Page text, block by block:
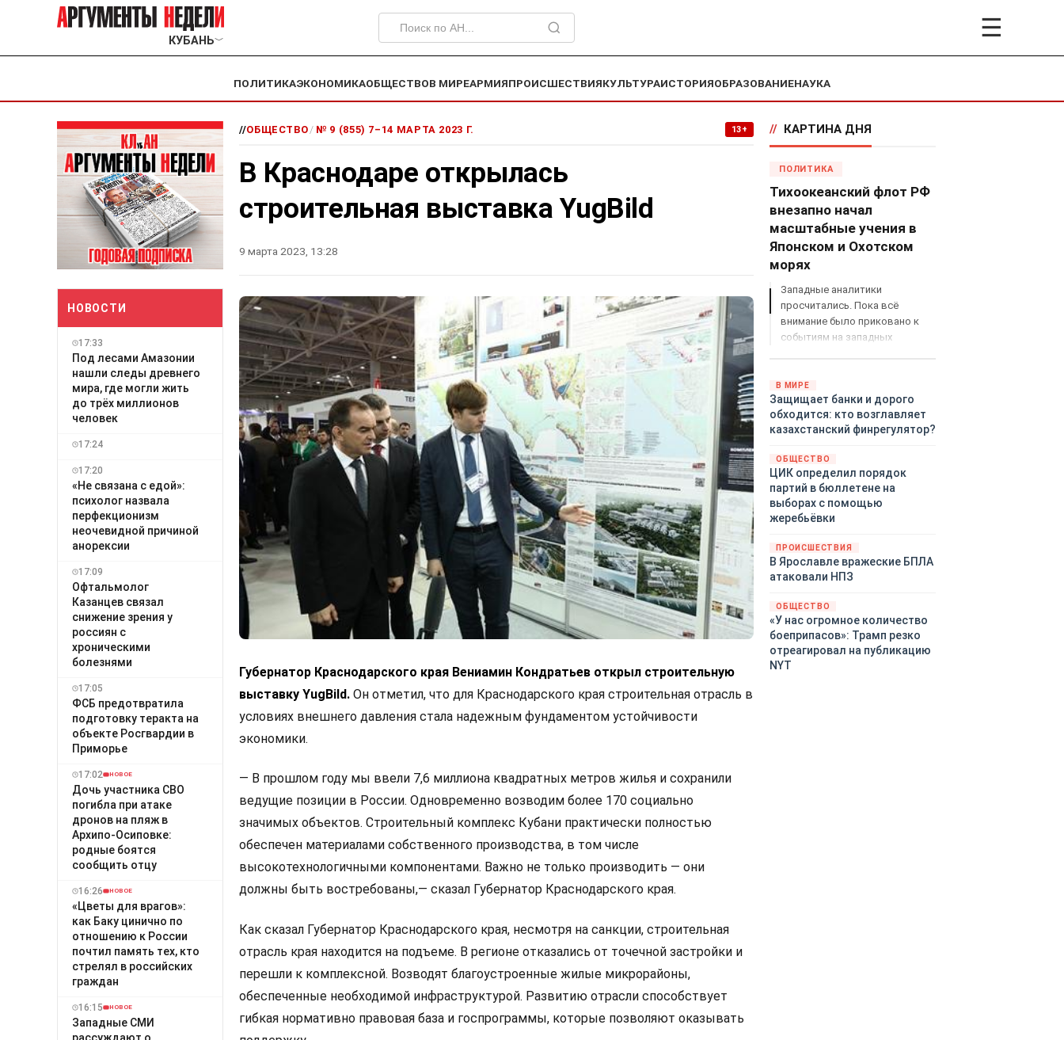
КУБАНЬ﹀ ☰
ПОЛИТИКАЭКОНОМИКАОБЩЕСТВОВ МИРЕАРМИЯПРОИСШЕСТВИЯКУЛЬТУРАИСТОРИЯОБРАЗОВАНИЕНАУКА
НОВОСТИ
17:33
Под лесами Амазонии
нашли следы древнего
мира, где могли жить
до трёх миллионов
человек
17:24
17:20
«Не связана с едой»:
психолог назвала
перфекционизм
неочевидной причиной
анорексии
17:09
Офтальмолог
Казанцев связал
снижение зрения у
россиян с
хроническими
болезнями
17:05
ФСБ предотвратила
подготовку теракта на
объекте Росгвардии в
Приморье
17:02 НОВОЕ
Дочь участника СВО
погибла при атаке
дронов на пляж в
Архипо-Осиповке:
родные боятся
сообщить отцу
16:26 НОВОЕ
«Цветы для врагов»:
как Баку цинично по
отношению к России
почтил память тех, кто
стрелял в российских
граждан
16:15 НОВОЕ
Западные СМИ
рассуждают о
//ОБЩЕСТВО/ № 9 (855) 7–14 МАРТА 2023 Г. 13+
В Краснодаре открылась
строительная выставка YugBild
9 марта 2023, 13:28
Губернатор Краснодарского края Вениамин Кондратьев открыл строительную
выставку YugBild. Он отметил, что для Краснодарского края строительная отрасль в
условиях внешнего давления стала надежным фундаментом устойчивости
экономики.
— В прошлом году мы ввели 7,6 миллиона квадратных метров жилья и сохранили
ведущие позиции в России. Одновременно возводим более 170 социально
значимых объектов. Строительный комплекс Кубани практически полностью
обеспечен материалами собственного производства, в том числе
высокотехнологичными компонентами. Важно не только производить — они
должны быть востребованы,— сказал Губернатор Краснодарского края.
Как сказал Губернатор Краснодарского края, несмотря на санкции, строительная
отрасль края находится на подъеме. В регионе отказались от точечной застройки и
перешли к комплексной. Возводят благоустроенные жилые микрорайоны,
обеспеченные необходимой инфраструктурой. Развитию отрасли способствует
гибкая нормативно правовая база и госпрограммы, которые позволяют оказывать
// КАРТИНА ДНЯ
ПОЛИТИКА
Тихоокеанский флот РФ
внезапно начал
масштабные учения в
Японском и Охотском
морях
Западные аналитики
просчитались. Пока всё
внимание было приковано к
событиям на западных
демонстрацию силы на
Дальнем Востоке.
Тихоокеанский флот без
предупреждения развернул
задействовав около
шестидесяти кораблей,
десятки самолётов и больше
тринадцати тысяч
военнослужащих.
В МИРЕ
Защищает банки и дорого
обходится: кто возглавляет
казахстанский финрегулятор?
ОБЩЕСТВО
ЦИК определил порядок
партий в бюллетене на
выборах с помощью
жеребьёвки
ПРОИСШЕСТВИЯ
В Ярославле вражеские БПЛА
атаковали НПЗ
ОБЩЕСТВО
«У нас огромное количество
боеприпасов»: Трамп резко
отреагировал на публикацию
NYT